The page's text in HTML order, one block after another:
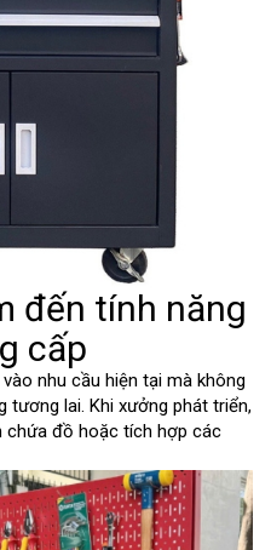
đến tính năng
cấp
nhu cầu hiện tại mà không
tương lai. Khi xưởng phát triển,
chứa đồ hoặc tích hợp các